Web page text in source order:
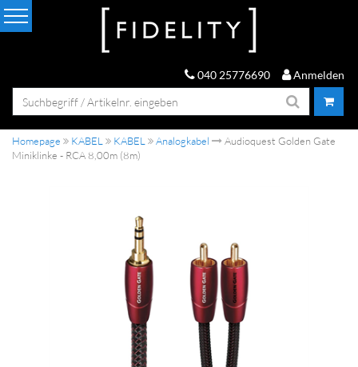
040 25776690 Anmelden
Homepage KABEL KABEL Analogkabel
Audioquest Golden Gate
Miniklinke - RCA 8,00m (8m)